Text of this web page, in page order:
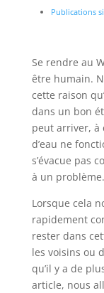
Publications
Se rendre au
être humain.
cette raison
dans un bon
peut arriver, à
d’eau ne
s’évacue pas
à un problème.
Lorsque cela
rapidement
rester dans
les voisins ou
qu’il y a de
article, nous